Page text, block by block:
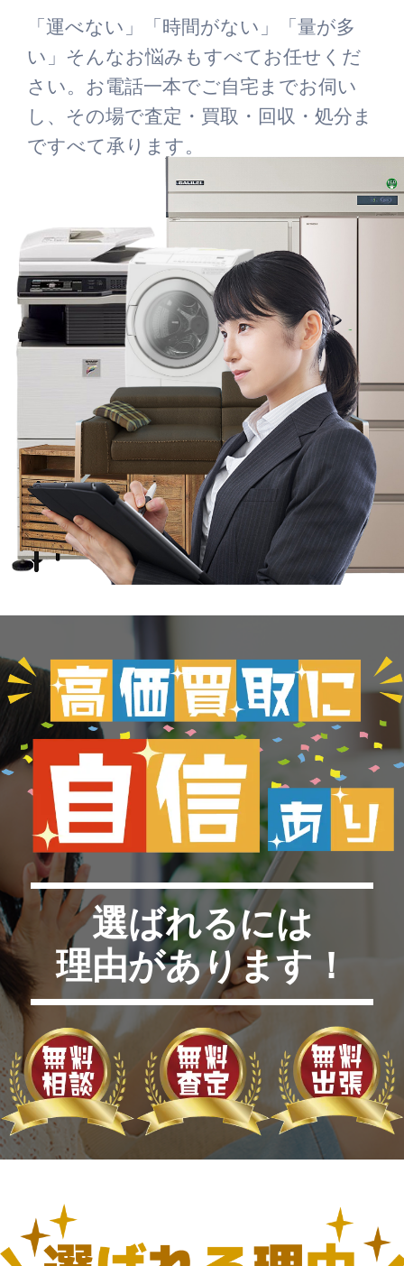
「運べない」「時間がない」「量が多
い」そんなお悩みもすべてお任せくだ
さい。お電話一本でご自宅までお伺い
し、その場で査定・買取・回収・処分ま
ですべて承ります。
選ばれるには
理由があります！